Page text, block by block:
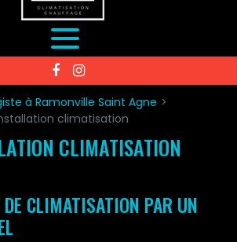
à Ramonville Saint Agne
climatisation
CLIMATISATION
CLIMATISATION PAR UN